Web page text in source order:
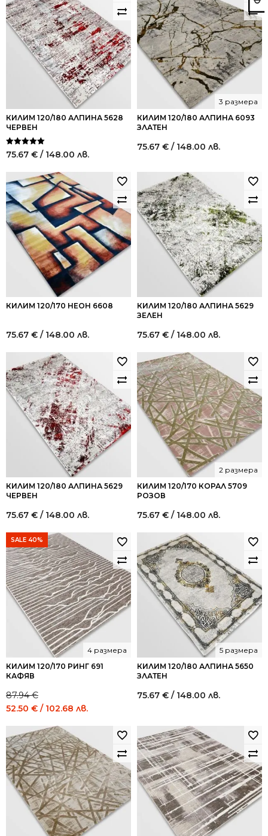
КИЛИМ 120/180 АЛПИНА 5628
ЧЕРВЕН
Оценено на
5.00
75.67 € / 148.00 лв.
КИЛИМ 120/180 АЛПИНА 6093
ЗЛАТЕН
3 размера
75.67 € / 148.00 лв.
КИЛИМ 120/170 НЕОН 6608
75.67 € / 148.00 лв.
КИЛИМ 120/180 АЛПИНА 5629
ЗЕЛЕН
75.67 € / 148.00 лв.
КИЛИМ 120/180 АЛПИНА 5629
ЧЕРВЕН
75.67 € / 148.00 лв.
КИЛИМ 120/170 КОРАЛ 5709
РОЗОВ
2 размера
75.67 € / 148.00 лв.
SALE 40%
КИЛИМ 120/170 РИНГ 691
КАФЯВ
4 размера
87.94€
Original
was:
87.94 €
/
172.00
лв..
52.50 € / 102.68 лв.
52.50 €
/
102.68
лв..
КИЛИМ 120/180 АЛПИНА 5650
ЗЛАТЕН
5 размера
75.67 € / 148.00 лв.